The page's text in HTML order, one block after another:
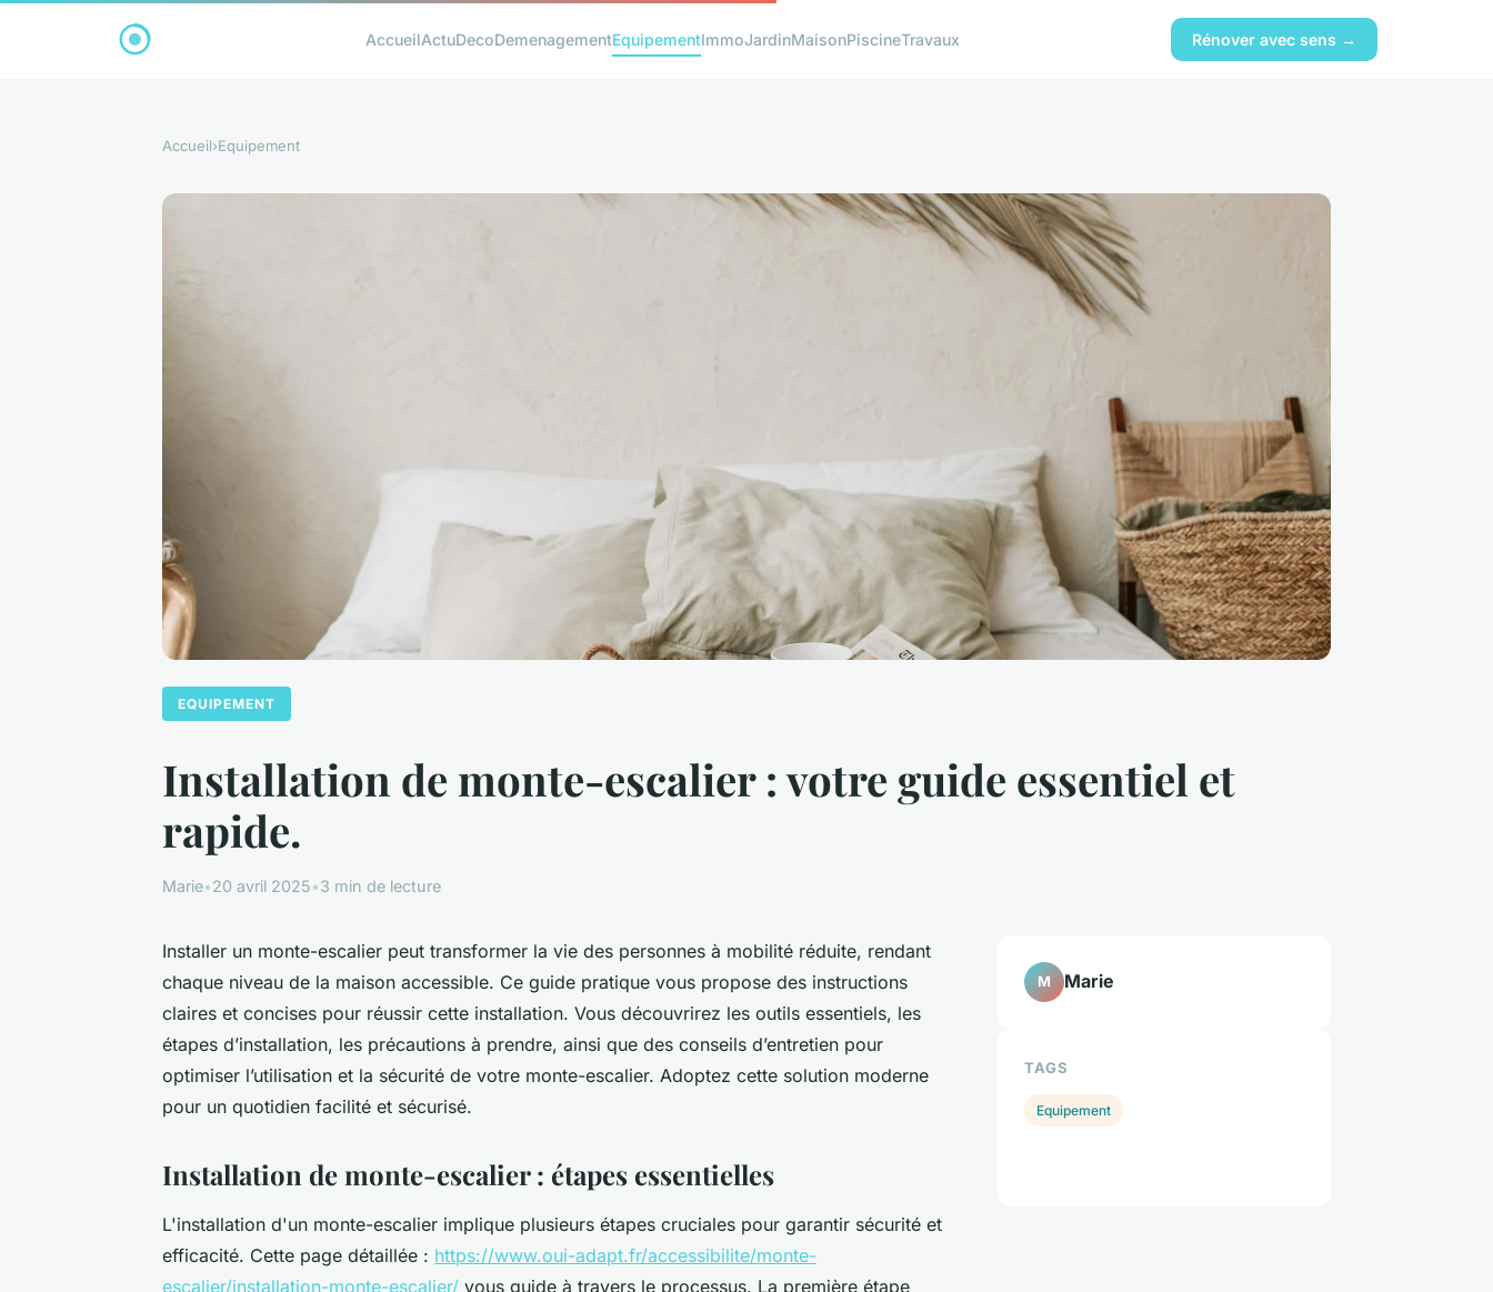
AccueilActuDecoDemenagementEquipementImmoJardinMaisonPiscineTravaux Rénover avec sens →
Accueil›Equipement
EQUIPEMENT
Installation de monte-escalier : votre guide essentiel et
rapide.
Marie•20 avril 2025•3 min de lecture
Installer un monte-escalier peut transformer la vie des personnes à mobilité réduite, rendant
chaque niveau de la maison accessible. Ce guide pratique vous propose des instructions
claires et concises pour réussir cette installation. Vous découvrirez les outils essentiels, les
étapes d’installation, les précautions à prendre, ainsi que des conseils d’entretien pour
optimiser l’utilisation et la sécurité de votre monte-escalier. Adoptez cette solution moderne
pour un quotidien facilité et sécurisé.
Installation de monte-escalier : étapes essentielles
L'installation d'un monte-escalier implique plusieurs étapes cruciales pour garantir sécurité et
efficacité. Cette page détaillée : https://www.oui-adapt.fr/accessibilite/monte-
escalier/installation-monte-escalier/ vous guide à travers le processus. La première étape
M Marie
TAGS
Equipement